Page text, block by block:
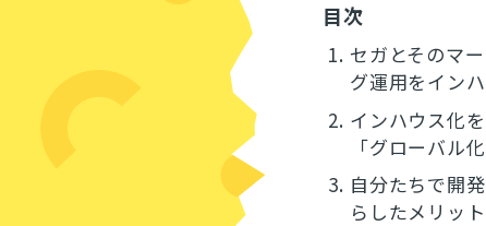
目次
1. セガとそのマ
グ運用をイン
2. インハウス化
「グローバル
3. 自分たちで開
らしたメリット